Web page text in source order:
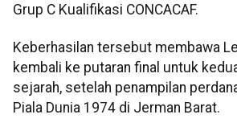
Grup C Kualifikasi CONCACAF.
Keberhasilan tersebut membawa
kembali ke putaran final untuk
sejarah, setelah penampilan
Piala Dunia 1974 di Jerman Barat.